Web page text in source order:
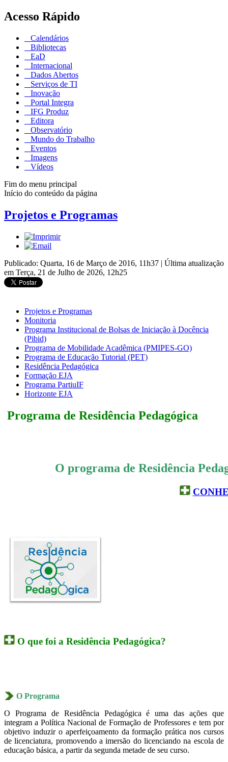
Acesso Rápido
Calendários
Bibliotecas
EaD
Internacional
Dados Abertos
Serviços de TI
Inovação
Portal Integra
IFG Produz
Editora
Observatório
Mundo do Trabalho
Eventos
Imagens
Vídeos
Fim do menu principal
Início do conteúdo da página
Projetos e Programas
Publicado: Quarta, 16 de Março de 2016, 11h37 | Última atualização
em Terça, 21 de Julho de 2026, 12h25
Projetos e Programas
Monitoria
Programa Institucional de Bolsas de Iniciação à Docência
(Pibid)
Programa de Mobilidade Acadêmica (PMIPES-GO)
Programa de Educação Tutorial (PET)
Residência Pedagógica
Formação EJA
Programa PartiuIF
Horizonte EJA
Programa de Residência Pedagógica
O programa de Residência
O que foi a Residência Pedagógica?
O Programa
O Programa de Residência Pedagógica é uma das ações que
integram a Política Nacional de Formação de Professores e tem por
objetivo induzir o aperfeiçoamento da formação prática nos cursos
de licenciatura, promovendo a imersão do licenciando na escola de
educação básica, a partir da segunda metade de seu curso.